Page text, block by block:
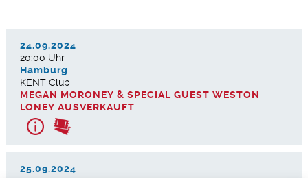
24.09.2024
20:00 Uhr
Hamburg
KENT Club
MEGAN MORONEY & SPECIAL GUEST WESTON
LONEY AUSVERKAUFT
25.09.2024